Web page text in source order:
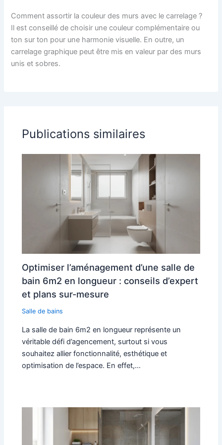
Comment assortir la couleur des murs avec le carrelage ?
Il est conseillé de choisir une couleur complémentaire ou
ton sur ton pour une harmonie visuelle. En outre, un
carrelage graphique peut être mis en valeur par des murs
unis et sobres.
Publications similaires
Optimiser l’aménagement d’une salle de
bain 6m2 en longueur : conseils d’expert
et plans sur-mesure
Salle de bains
La salle de bain 6m2 en longueur représente un
véritable défi d’agencement, surtout si vous
souhaitez allier fonctionnalité, esthétique et
optimisation de l’espace. En effet,…